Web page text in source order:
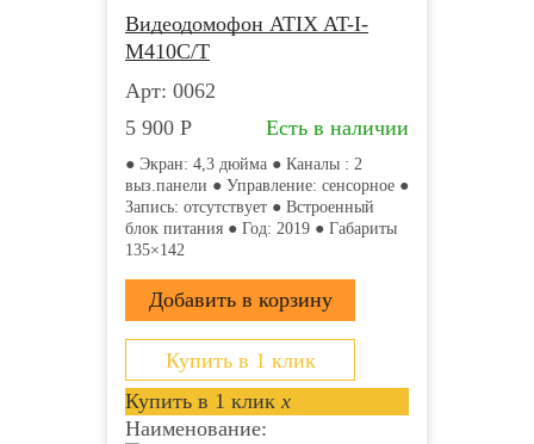
Видеодомофон ATIX AT-I-
М410C/T
Арт: 0062
5 900 Р Есть в наличии
● Экран: 4,3 дюйма ● Каналы : 2
выз.панели ● Управление: сенсорное ●
Запись: отсутствует ● Встроенный
блок питания ● Год: 2019 ● Габариты
135×142
Купить в 1 клик
Купить в 1 клик x
Наименование: